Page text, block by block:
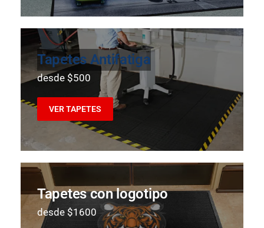
Tapetes Antifatiga
desde $500
VER TAPETES
Tapetes con logotipo
desde $1600